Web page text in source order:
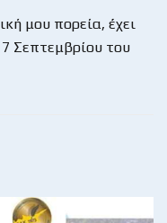
μου πορεία, έχει
7 Σεπτεμβρίου του